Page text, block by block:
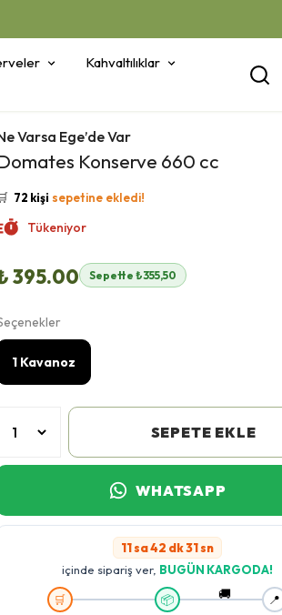
Kahvaltılıklar
Varsa Ege’de Var
Konserve 660 cc
16 kişi inceliyor!
72 kişi sepetine ekledi!
Bugün
Tükeniyor
395.00 Sepette ₺355,50
1 Kavanoz
SEPETE EKLE
WHATSAPP
11 sa 42 dk 30 sn
içinde sipariş ver, BUGÜN KARGODA!
🚚
🛒 📦 📍